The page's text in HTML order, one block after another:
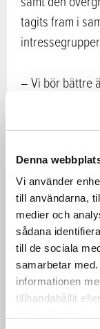
Denna
Vi använder
till användarna,
medier och
sådana
till de sociala
samarbetar
informationen
tillhandahållit
tagits fram i
– Vi bör bättre
och
resultat vi
nivån och på
Kallio, jord-
Ny